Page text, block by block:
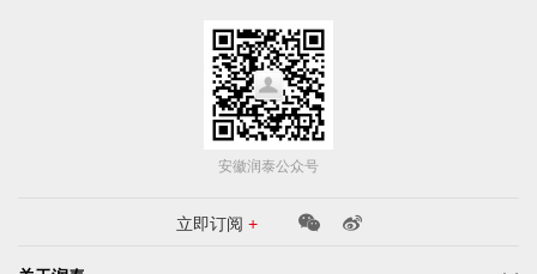
安徽润泰公众号
立即订阅 +